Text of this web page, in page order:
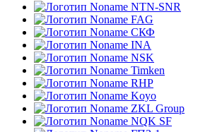
NTN-SNR
FAG
СКФ
INA
NSK
Timken
RHP
Koyo
ZKL Group
NQK SF